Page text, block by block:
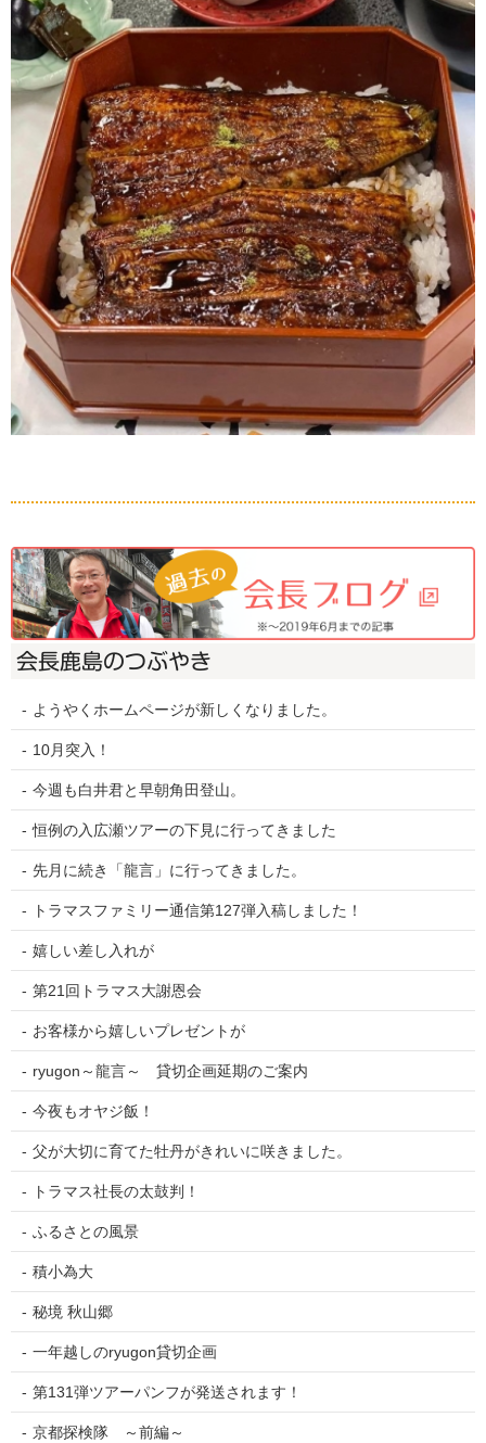
会長鹿島のつぶやき
ようやくホームページが新しくなりました。
10月突入！
今週も白井君と早朝角田登山。
恒例の入広瀬ツアーの下見に行ってきました
先月に続き「龍言」に行ってきました。
トラマスファミリー通信第127弾入稿しました！
嬉しい差し入れが
第21回トラマス大謝恩会
お客様から嬉しいプレゼントが
ryugon～龍言～ 貸切企画延期のご案内
今夜もオヤジ飯！
父が大切に育てた牡丹がきれいに咲きました。
トラマス社長の太鼓判！
ふるさとの風景
積小為大
秘境 秋山郷
一年越しのryugon貸切企画
第131弾ツアーパンフが発送されます！
京都探検隊 ～前編～